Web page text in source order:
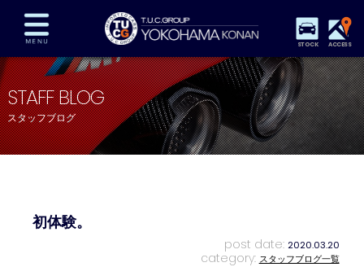
STOCK ACCESS
在庫車両情報 保証&サービス パーツリスト
TUCとは？ 店舗情報 アクセスマップ
全国納車 特別作業 注文販売
STAFF BLOG
スタッフブログ
初体験。
post date: 2020.03.20
category: スタッフブログ一覧